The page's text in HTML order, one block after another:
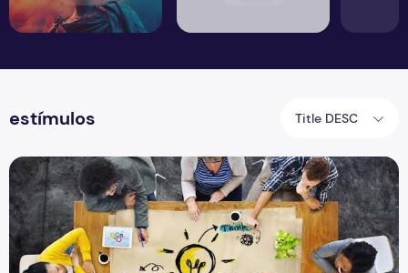
estímulos Title DESC
Bastante celebrada, criatividade é a chave para a inovação